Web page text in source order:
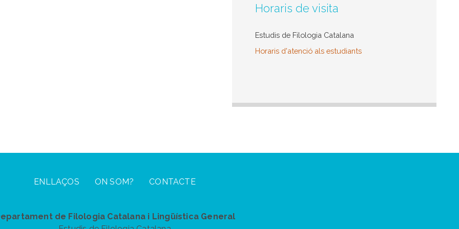
Horaris de visita
Estudis de Filologia Catalana
Horaris d'atenció als estudiants
ENLLAÇOS ON SOM? CONTACTE
de Filologia Catalana i Lingüística General